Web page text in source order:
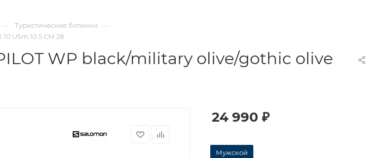
— Туристические ботинки —
USm 10.5 СМ 28
WP black/military olive/gothic olive
24 990 ₽
Мужской